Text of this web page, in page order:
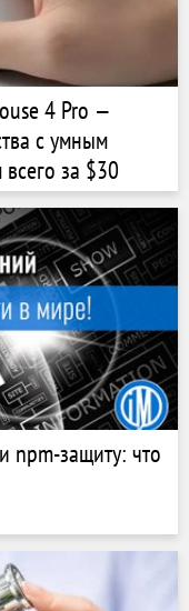
4 Pro —
с умным
за $30
npm-защиту: что